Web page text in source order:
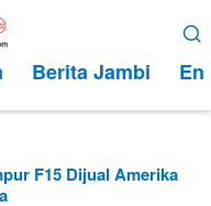
Berita Jambi
F15 Dijual Amerika